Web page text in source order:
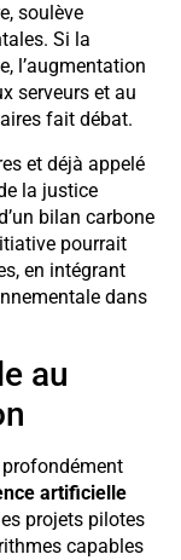
soulève
Si la
l’augmentation
serveurs et au
fait débat.
et déjà appelé
la justice
bilan carbone
pourrait
en intégrant
dans
au
profondément
artificielle
projets pilotes
capables